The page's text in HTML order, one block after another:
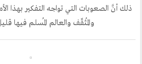
نشاطاتنا
ذلك أنَّ الصعوبات التي تواجه التفكير بهذا
والمُثقّف والعالم المُسلم فيها